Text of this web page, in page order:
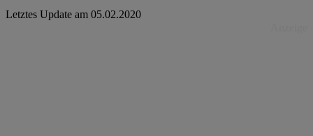
Letztes Update am 05.02.2020